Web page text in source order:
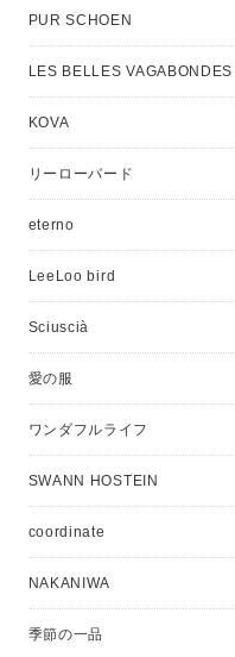
PUR SCHOEN
LES BELLES VAGABONDES
KOVA
リーローバード
eterno
LeeLoo bird
Sciuscià
愛の服
ワンダフルライフ
SWANN HOSTEIN
coordinate
NAKANIWA
季節の一品